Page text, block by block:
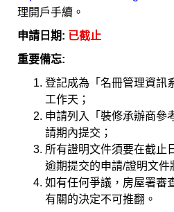
理開戶手續。
申請 日 期: 已截止
重要備忘:
登記成為「名冊管理資訊
工作天；
申請列入「裝修承辦商參
請期內提交；
所有證明文件須要在截止
逾期提交的申請/證明文件
如有任何爭議，房屋署審
有關的決定不可推翻。